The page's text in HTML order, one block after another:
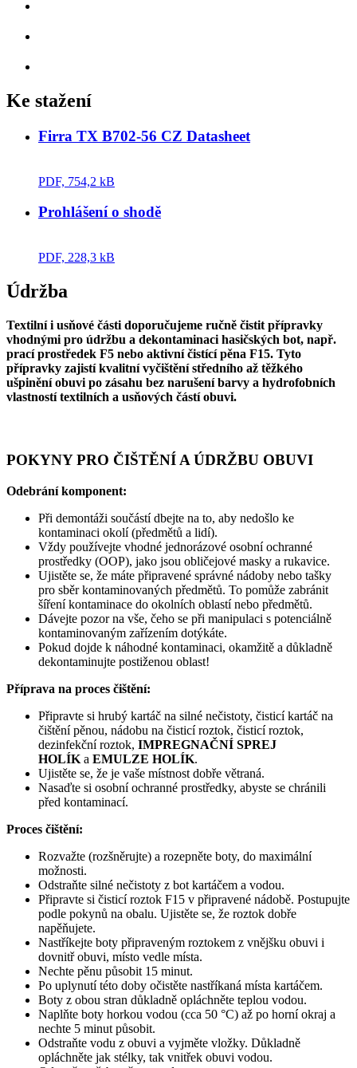
Ke stažení
Firra TX B702-56 CZ Datasheet
PDF, 754,2 kB
Prohlášení o shodě
PDF, 228,3 kB
Údržba
Textilní i usňové části doporučujeme ručně čistit přípravky
vhodnými pro údržbu a dekontaminaci hasičských bot, např.
prací prostředek F5 nebo aktivní čistící pěna F15. Tyto
přípravky zajistí kvalitní vyčištění středního až těžkého
ušpinění obuvi po zásahu bez narušení barvy a hydrofobních
vlastností textilních a usňových částí obuvi.
POKYNY PRO ČIŠTĚNÍ A ÚDRŽBU OBUVI
Odebrání komponent:
Při demontáži součástí dbejte na to, aby nedošlo ke
kontaminaci okolí (předmětů a lidí).
Vždy používejte vhodné jednorázové osobní ochranné
prostředky (OOP), jako jsou obličejové masky a rukavice.
Ujistěte se, že máte připravené správné nádoby nebo tašky
pro sběr kontaminovaných předmětů. To pomůže zabránit
šíření kontaminace do okolních oblastí nebo předmětů.
Dávejte pozor na vše, čeho se při manipulaci s potenciálně
kontaminovaným zařízením dotýkáte.
Pokud dojde k náhodné kontaminaci, okamžitě a důkladně
dekontaminujte postiženou oblast!
Příprava na proces čištění:
Připravte si hrubý kartáč na silné nečistoty, čisticí kartáč na
čištění pěnou, nádobu na čisticí roztok, čisticí roztok,
dezinfekční roztok, IMPREGNAČNÍ SPREJ
HOLÍK a EMULZE HOLÍK.
Ujistěte se, že je vaše místnost dobře větraná.
Nasaďte si osobní ochranné prostředky, abyste se chránili
před kontaminací.
Proces čištění:
Rozvažte (rozšněrujte) a rozepněte boty, do maximální
možnosti.
Odstraňte silné nečistoty z bot kartáčem a vodou.
Připravte si čisticí roztok F15 v připravené nádobě. Postupujte
podle pokynů na obalu. Ujistěte se, že roztok dobře
napěňujete.
Nastříkejte boty připraveným roztokem z vnějšku obuvi i
dovnitř obuvi, místo vedle místa.
Nechte pěnu působit 15 minut.
Po uplynutí této doby očistěte nastříkaná místa kartáčem.
Boty z obou stran důkladně opláchněte teplou vodou.
Naplňte boty horkou vodou (cca 50 °C) až po horní okraj a
nechte 5 minut působit.
Odstraňte vodu z obuvi a vyjměte vložky. Důkladně
opláchněte jak stélky, tak vnitřek obuvi vodou.